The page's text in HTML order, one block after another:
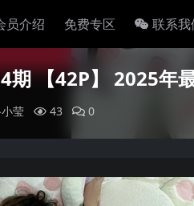
员介绍 免费专区 联系我
期 【42P】 2025年
莹 43 0